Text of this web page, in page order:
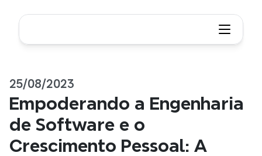
25/08/2023
Empoderando a Engenharia
de Software e o
Crescimento Pessoal: A